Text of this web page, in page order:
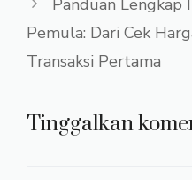
Pemula: Dari Cek
Transaksi Pertama
Tinggalkan